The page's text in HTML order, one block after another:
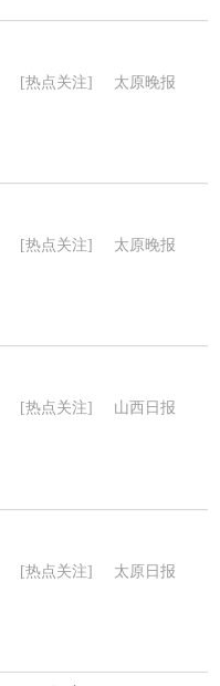
[热点关注] 太原晚报
[热点关注] 太原晚报
[热点关注] 山西日报
[热点关注] 太原日报